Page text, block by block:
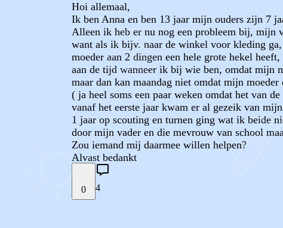
Hoi allemaal,
Ik ben Anna en ben 13 jaar mijn ouders zijn 7
Alleen ik heb er nu nog een probleem bij, mijn
want als ik bijv. naar de winkel voor kleding
moeder aan 2 dingen een hele grote hekel
aan de tijd wanneer ik bij wie ben, omdat mijn
maar dan kan maandag niet omdat mijn
( ja heel soms een paar weken omdat het van
vanaf het eerste jaar kwam er al gezeik van
1 jaar op scouting en turnen ging wat ik beide
door mijn vader en die mevrouw van school
Zou iemand mij daarmee willen helpen?
Alvast bedankt
0 4